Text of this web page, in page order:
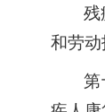
残
和劳动
第